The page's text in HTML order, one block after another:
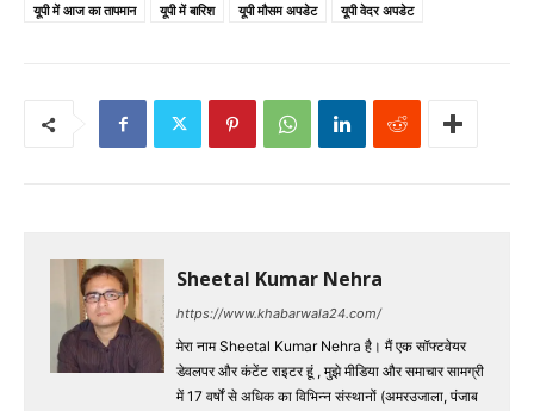
यूपी में आज का तापमान
यूपी में बारिश यूपी मौसम अपडेट यूपी वेदर अपडेट
Sheetal Kumar Nehra
https://www.khabarwala24.com/
मेरा नाम Sheetal Kumar Nehra है। मैं एक सॉफ्टवेयर
डेवलपर और कंटेंट राइटर हूं , मुझे मीडिया और समाचार सामग्री
में 17 वर्षों से अधिक का विभिन्न संस्थानों (अमरउजाला, पंजाब